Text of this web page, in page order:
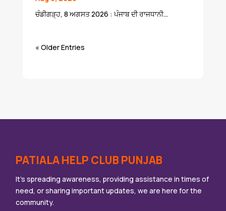
ਚੰਡੀਗੜ੍ਹ, 8 ਅਗਸਤ 2026 : ਪੰਜਾਬ ਦੀ ਰਾਜਧਾਨੀ...
« Older Entries
PATIALA HELP CLUB PUNJAB
It’s spreading awareness, providing assistance in times of
need, or sharing important updates, we are here for the
community.